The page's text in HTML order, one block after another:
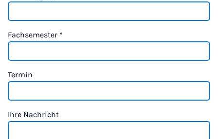
Fachsemester *
Termin
Ihre Nachricht